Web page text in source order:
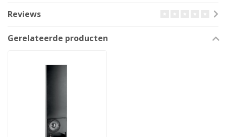
Reviews
Gerelateerde producten